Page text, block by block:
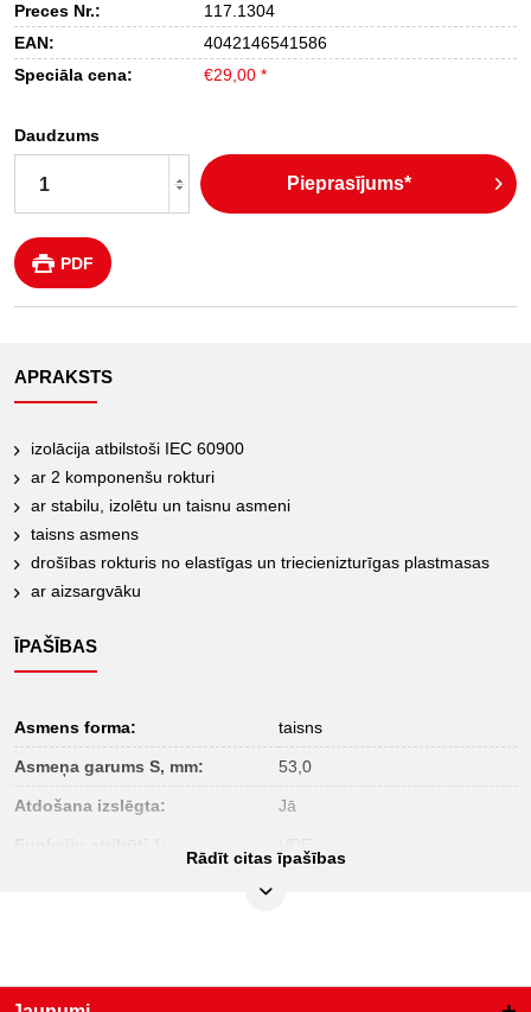
Preces Nr.:
117.1304
EAN:
4042146541586
Speciāla cena:
€29,00 *
Daudzums
Pieprasījums*
PDF
APRAKSTS
izolācija atbilstoši IEC 60900
ar 2 komponenšu rokturi
ar stabilu, izolētu un taisnu asmeni
taisns asmens
drošības rokturis no elastīgas un triecienizturīgas plastmasas
ar aizsargvāku
ĪPAŠĪBAS
Asmens forma: taisns
Asmeņa garums S, mm: 53,0
Atdošana izslēgta: Jā
Iesaiņojuma platums, mm:
Rādīt citas īpašības